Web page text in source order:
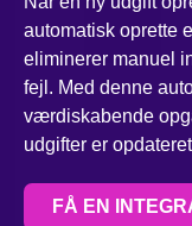
automatisk oprette
eliminerer manuel
fejl. Med denne
værdiskabende
udgifter er
FÅ EN